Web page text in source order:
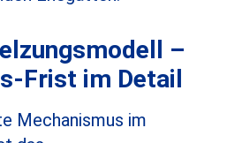
–
Frist im Detail
Mechanismus im